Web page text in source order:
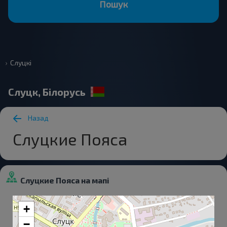
Пошук
Слуцкі
Слуцк, Білорусь
Назад
Слуцкие Пояса
Слуцкие Пояса на мапі
+
−